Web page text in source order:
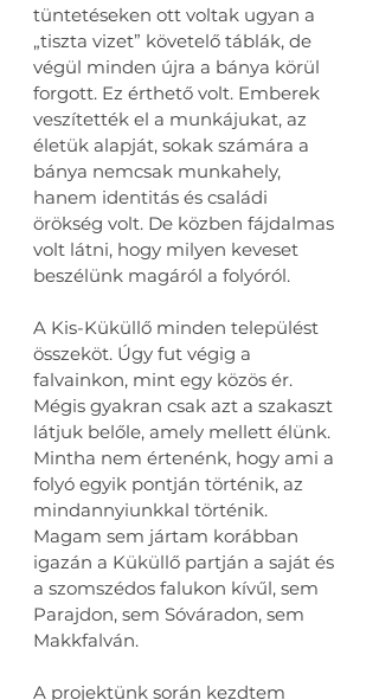
tüntetéseken ott voltak ugyan a
„tiszta vizet” követelő táblák, de
végül minden újra a bánya körül
forgott. Ez érthető volt. Emberek
veszítették el a munkájukat, az
életük alapját, sokak számára a
bánya nemcsak munkahely,
hanem identitás és családi
örökség volt. De közben fájdalmas
volt látni, hogy milyen keveset
beszélünk magáról a folyóról.
A Kis-Küküllő minden települést
összeköt. Úgy fut végig a
falvainkon, mint egy közös ér.
Mégis gyakran csak azt a szakaszt
látjuk belőle, amely mellett élünk.
Mintha nem értenénk, hogy ami a
folyó egyik pontján történik, az
mindannyiunkkal történik.
Magam sem jártam korábban
igazán a Küküllő partján a saját és
a szomszédos falukon kívűl, sem
Parajdon, sem Sóváradon, sem
Makkfalván.
A projektünk során kezdtem